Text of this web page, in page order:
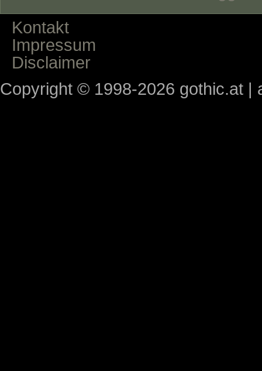
Kontakt
Impressum
Disclaimer
Copyright © 1998-2026 gothic.at |